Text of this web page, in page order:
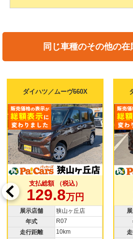
同じ車種のその他の在
ハツ／ムーヴ660X
払総額 （税込）
万円
狭山ヶ丘店
R07
10km
ダイハツ／
支払総額